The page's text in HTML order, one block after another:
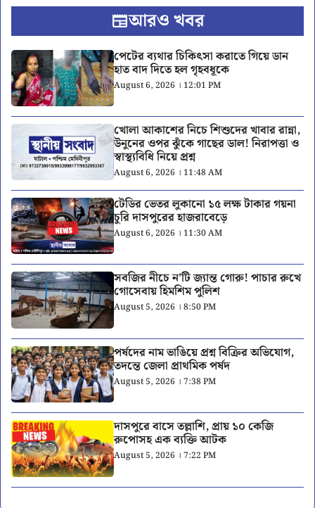
আরও খবর
পেটের ব্যথার চিকিৎসা করাতে গিয়ে ডান
হাত বাদ দিতে হল গৃহবধূকে
August 6, 2026 । 12:01 PM
খোলা আকাশের নিচে শিশুদের খাবার রান্না,
উনুনের ওপর ঝুঁকে গাছের ডাল! নিরাপত্তা ও
স্বাস্থ্যবিধি নিয়ে প্রশ্ন
August 6, 2026 । 11:48 AM
টেডির ভেতর লুকানো ১৫ লক্ষ টাকার গয়না
চুরি দাসপুরের হাজরাবেড়ে
August 6, 2026 । 11:30 AM
সবজির নীচে ন’টি জ্যান্ত গোরু! পাচার রুখে
গোসেবায় হিমশিম পুলিশ
August 5, 2026 । 8:50 PM
পর্ষদের নাম ভাঙিয়ে প্রশ্ন বিক্রির অভিযোগ,
তদন্তে জেলা প্রাথমিক পর্ষদ
August 5, 2026 । 7:38 PM
দাসপুরে বাসে তল্লাশি, প্রায় ১০ কেজি
রুপোসহ এক ব্যক্তি আটক
August 5, 2026 । 7:22 PM